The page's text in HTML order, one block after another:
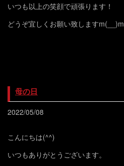
いつも以上の笑顔で頑張ります！
どうぞ宜しくお願い致しますm(__)m
母の日
2022/05/08
こんにちは(^^)
いつもありがとうございます。